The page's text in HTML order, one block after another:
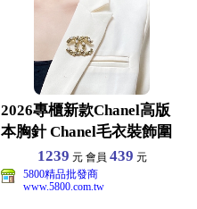
2026專櫃新款Chanel高版
本胸針 Chanel毛衣裝飾圍
巾配飾1239 元 會員 439 元
5800精品批發商
www.5800.com.tw